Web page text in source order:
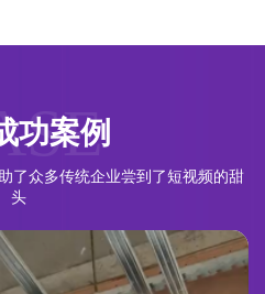
功案例
了众多传统企业尝到了短视频的甜
头